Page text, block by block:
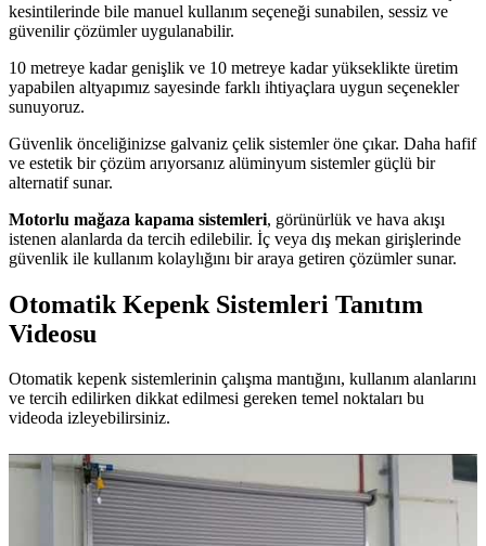
kesintilerinde bile manuel kullanım seçeneği sunabilen, sessiz ve
güvenilir çözümler uygulanabilir.
10 metreye kadar genişlik ve 10 metreye kadar yükseklikte üretim
yapabilen altyapımız sayesinde farklı ihtiyaçlara uygun seçenekler
sunuyoruz.
Güvenlik önceliğinizse galvaniz çelik sistemler öne çıkar. Daha hafif
ve estetik bir çözüm arıyorsanız alüminyum sistemler güçlü bir
alternatif sunar.
Motorlu mağaza kapama sistemleri, görünürlük ve hava akışı
istenen alanlarda da tercih edilebilir. İç veya dış mekan girişlerinde
güvenlik ile kullanım kolaylığını bir araya getiren çözümler sunar.
Otomatik Kepenk Sistemleri Tanıtım
Videosu
Otomatik kepenk sistemlerinin çalışma mantığını, kullanım alanlarını
ve tercih edilirken dikkat edilmesi gereken temel noktaları bu
videoda izleyebilirsiniz.